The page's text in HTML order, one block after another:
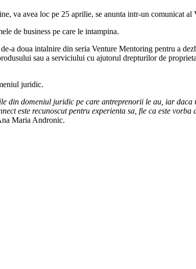
va avea loc pe 25 aprilie, se anunta intr-un comunicat al
de business pe care le intampina.
a doua intalnire din seria Venture Mentoring pentru a
sau a serviciului cu ajutorul drepturilor de
juridic.
din domeniul juridic pe care antreprenorii le au, iar
este recunoscut pentru experienta sa, fie ca este vorba
Maria Andronic.